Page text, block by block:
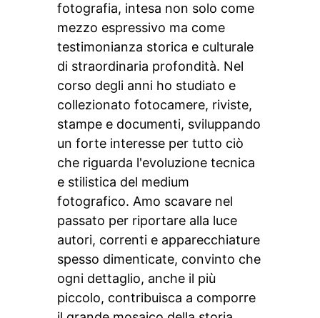
fotografia, intesa non solo come
mezzo espressivo ma come
testimonianza storica e culturale
di straordinaria profondità. Nel
corso degli anni ho studiato e
collezionato fotocamere, riviste,
stampe e documenti, sviluppando
un forte interesse per tutto ciò
che riguarda l'evoluzione tecnica
e stilistica del medium
fotografico. Amo scavare nel
passato per riportare alla luce
autori, correnti e apparecchiature
spesso dimenticate, convinto che
ogni dettaglio, anche il più
piccolo, contribuisca a comporre